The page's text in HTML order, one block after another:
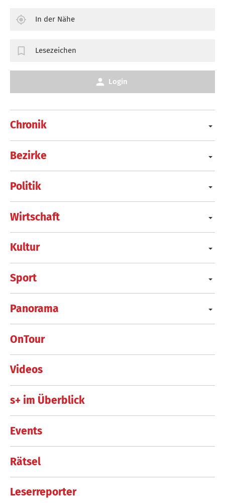
Chronik
Bezirke
Politik
Wirtschaft
Kultur
Sport
Panorama
OnTour
Videos
s+ im Überblick
Events
Rätsel
Leserreporter
In der Nähe
Lesezeichen
Login